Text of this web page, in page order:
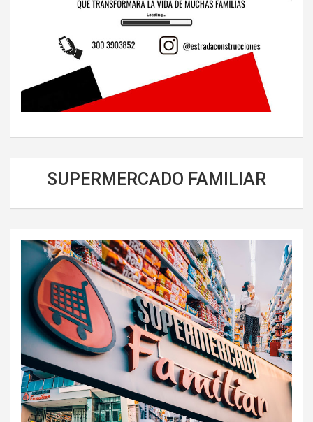
SUPERMERCADO FAMILIAR